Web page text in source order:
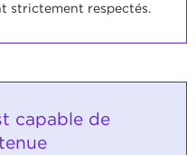
strictement respectés.
capable de